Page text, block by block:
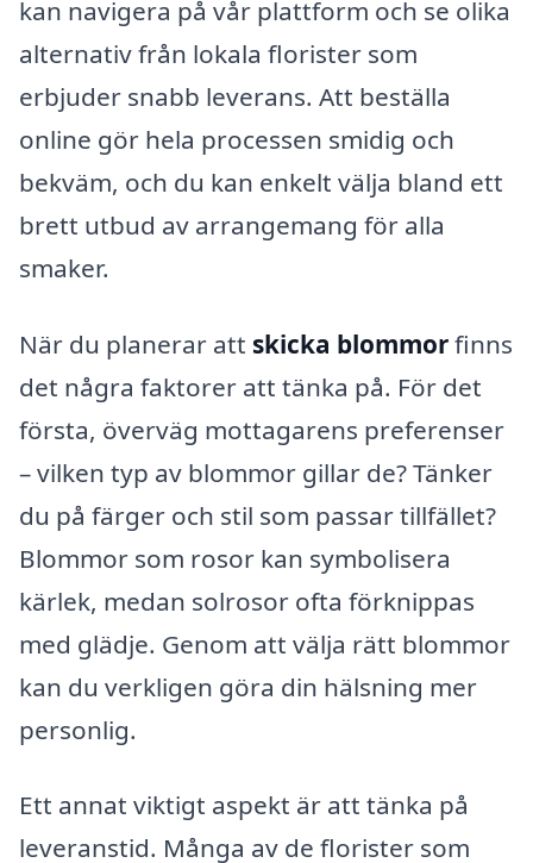
kan navigera på vår plattform och se olika
alternativ från lokala florister som
erbjuder snabb leverans. Att beställa
online gör hela processen smidig och
bekväm, och du kan enkelt välja bland ett
brett utbud av arrangemang för alla
smaker.
När du planerar att skicka blommorfinns
det några faktorer att tänka på. För det
första, överväg mottagarens preferenser
– vilken typ av blommor gillar de? Tänker
du på färger och stil som passar tillfället?
Blommor som rosor kan symbolisera
kärlek, medan solrosor ofta förknippas
med glädje. Genom att välja rätt blommor
kan du verkligen göra din hälsning mer
personlig.
Ett annat viktigt aspekt är att tänka på
leveranstid. Många av de florister som